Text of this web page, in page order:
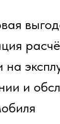
- тест -
на практике
поездка в